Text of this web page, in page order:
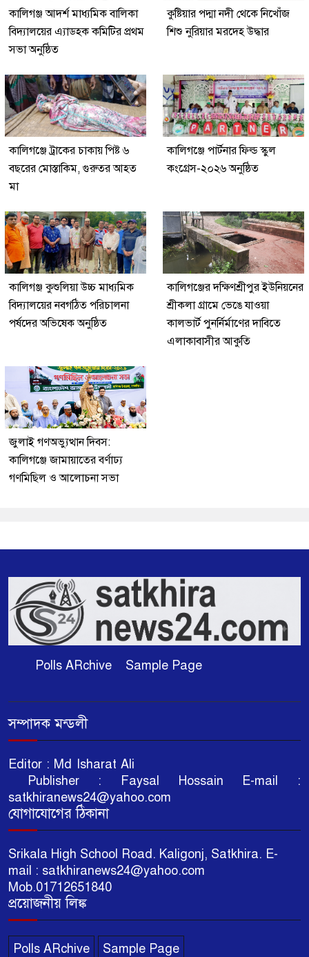
কালিগঞ্জ আদর্শ মাধ্যমিক বালিকা
বিদ্যালয়ের এ্যাডহক কমিটির প্রথম
সভা অনুষ্ঠিত
কুষ্টিয়ার পদ্মা নদী থেকে নিখোঁজ
শিশু নুরিয়ার মরদেহ উদ্ধার
কালিগঞ্জে ট্রাকের চাকায় পিষ্ট ৬
বছরের মোস্তাকিম, গুরুতর আহত
মা
কালিগঞ্জে পার্টনার ফিল্ড স্কুল
কংগ্রেস-২০২৬ অনুষ্ঠিত
কালিগঞ্জ কুশুলিয়া উচ্চ মাধ্যমিক
বিদ্যালয়ের নবগঠিত পরিচালনা
পর্ষদের অভিষেক অনুষ্ঠিত
কালিগঞ্জের দক্ষিণশ্রীপুর ইউ‌নিয়‌নের
শ্রীকলা গ্রা‌মে ভেঙে যাওয়া
কালভার্ট পুনর্নির্মাণের দাবিতে
এলাকাবাসীর আকুতি
জুলাই গণঅভ্যুত্থান দিবস:
কালিগঞ্জে জামায়াতের বর্ণাঢ্য
গণমিছিল ও আলোচনা সভা
Polls ARchive Sample Page
সম্পাদক মন্ডলী
Editor : Md Isharat Ali
Publisher : Faysal Hossain E-mail :
satkhiranews24@yahoo.com
যোগাযোগের ঠিকানা
Srikala High School Road. Kaligonj, Satkhira. E-
mail : satkhiranews24@yahoo.com
Mob.01712651840
প্রয়োজনীয় লিঙ্ক
Polls ARchive Sample Page